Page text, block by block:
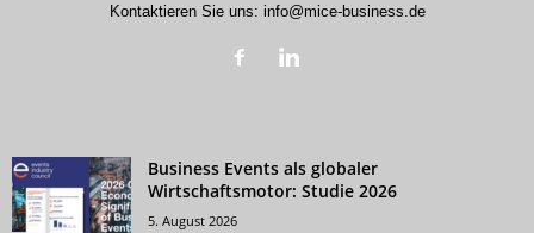
Kontaktieren Sie uns: info@mice-business.de
Business Events als globaler
Wirtschaftsmotor: Studie 2026
5. August 2026